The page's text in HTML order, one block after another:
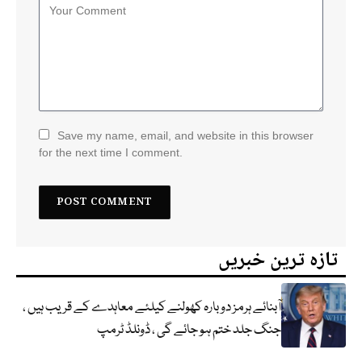
Save my name, email, and website in this browser
for the next time I comment.
تازہ ترین خبریں
آبنائے ہرمز دوبارہ کھولنے کیلئے معاہدے کے قریب ہیں ،
جنگ جلد ختم ہو جائے گی ، ڈونلڈ ٹرمپ